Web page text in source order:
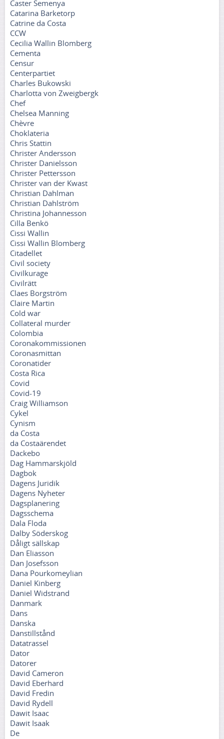
Caster Semenya
Catarina Barketorp
Catrine da Costa
CCW
Cecilia Wallin Blomberg
Cementa
Censur
Centerpartiet
Charles Bukowski
Charlotta von Zweigbergk
Chef
Chelsea Manning
Chèvre
Choklateria
Chris Stattin
Christer Andersson
Christer Danielsson
Christer Pettersson
Christer van der Kwast
Christian Dahlman
Christian Dahlström
Christina Johannesson
Cilla Benkö
Cissi Wallin
Cissi Wallin Blomberg
Citadellet
Civil society
Civilkurage
Civilrätt
Claes Borgström
Claire Martin
Cold war
Collateral murder
Colombia
Coronakommissionen
Coronasmittan
Coronatider
Costa Rica
Covid
Covid-19
Craig Williamson
Cykel
Cynism
da Costa
da Costaärendet
Dackebo
Dag Hammarskjöld
Dagbok
Dagens Juridik
Dagens Nyheter
Dagsplanering
Dagsschema
Dala Floda
Dalby Söderskog
Dåligt sällskap
Dan Eliasson
Dan Josefsson
Dana Pourkomeylian
Daniel Kinberg
Daniel Widstrand
Danmark
Dans
Danska
Danstillstånd
Datatrassel
Dator
Datorer
David Cameron
David Eberhard
David Fredin
David Rydell
Dawit Isaac
Dawit Isaak
De